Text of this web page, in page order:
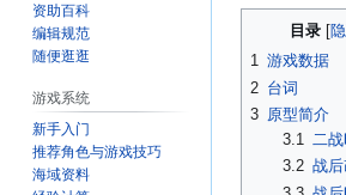
导
搜
目录
1 游戏数据
2 台词
3 原型简介
3.1
二
3.2 战
资助百科
编辑规范
随便逛逛
游戏系统
新手入门
推荐角色与游戏技巧
海域资料